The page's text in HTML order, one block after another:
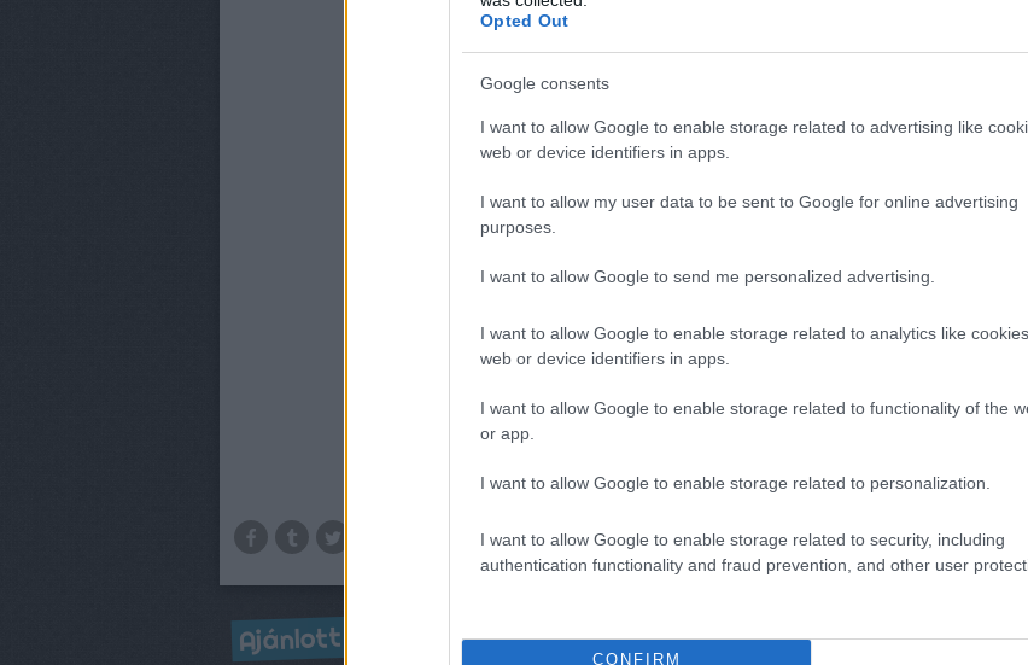
Opted Out
Google consents
I want to allow Google to enable storage related to advertising like
web or device identifiers in apps.
I want to allow my user data to be sent to Google for online advertising
purposes.
I want to allow Google to send me personalized advertising.
I want to allow Google to enable storage related to analytics like
web or device identifiers in apps.
I want to allow Google to enable storage related to functionality of the
or app.
I want to allow Google to enable storage related to personalization.
I want to allow Google to enable storage related to security, including
authentication functionality and fraud prevention, and other user
CONFIRM
Ajánlott bejegyzések: